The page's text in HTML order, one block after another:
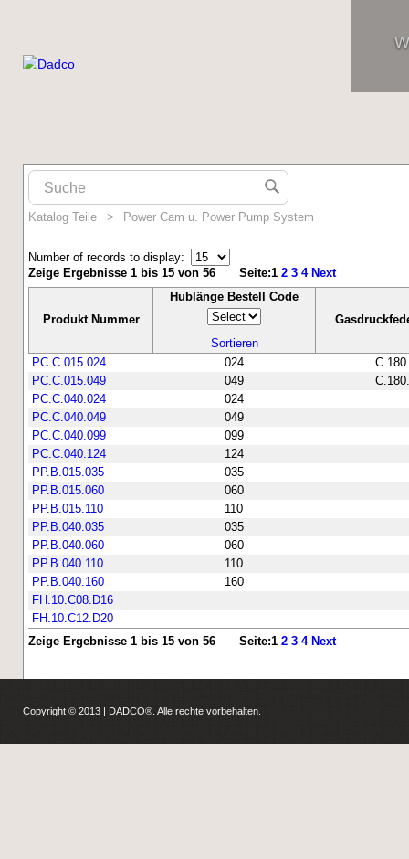
Katalog Teile > Power Cam u. Power Pump System
Number of records to display:
Zeige Ergebnisse 1 bis 15 von 56
Seite:1 2 3 4 Next
Produkt Nummer
Hublänge Bestell Code
Sortieren
PC.C.015.024
024
PC.C.015.049
049
PC.C.040.024
024
PC.C.040.049
049
PC.C.040.099
099
PC.C.040.124
124
PP.B.015.035
035
PP.B.015.060
060
PP.B.015.110
110
PP.B.040.035
035
PP.B.040.060
060
PP.B.040.110
110
PP.B.040.160
160
FH.10.C08.D16
FH.10.C12.D20
Zeige Ergebnisse 1 bis 15 von 56
Seite:1 2 3 4 Next
Copyright © 2013 | DADCO®. Alle rechte vorbehalten.